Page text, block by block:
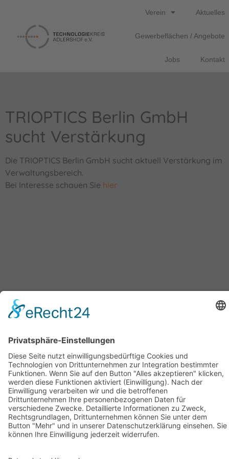
Verein Aktuelles
Gewerbeflächen / Angebote
Jobs Kontakt
TRIOPTICS Berlin GmbH
sucht Verstärkung
Die TRIOPTICS Berlin GmbH sucht aktuell Verstärkung im
Verwaltungsbereich.
Bei Interesse schauen Sie hier
Geschäftsstelle Adlershof
Kekuléstraße 2-4
12489 Berlin